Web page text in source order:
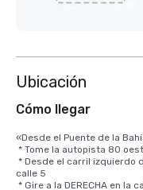
Ubicación
Cómo llegar
«Desde el Puente de la
* Tome la autopista 80
* Desde el carril izquierdo
calle 5
* Gire a la DERECHA en la